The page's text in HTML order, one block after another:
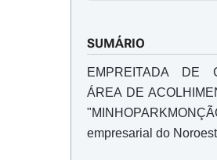
SUMÁRIO
EMPREITADA DE
ÁREA DE
empresarial do